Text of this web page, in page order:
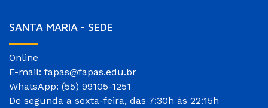
SANTA MARIA - SEDE
Online
E-mail: fapas@fapas.edu.br
WhatsApp: (55) 99105-1251
De segunda a sexta-feira, das 7:30h às 22:15h